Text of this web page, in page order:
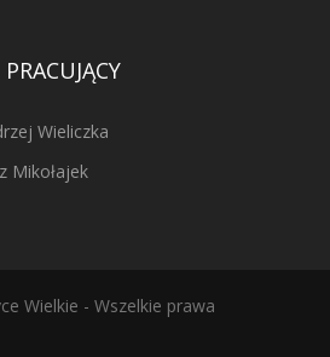
Wieliczka
Mikołajek
Wielkie - Wszelkie prawa